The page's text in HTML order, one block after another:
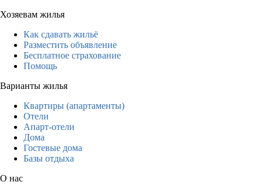
Хозяевам жилья
Как сдавать жильё
Разместить объявление
Бесплатное страхование
Помощь
Варианты жилья
Квартиры (апартаменты)
Отели
Апарт-отели
Дома
Гостевые дома
Базы отдыха
О нас